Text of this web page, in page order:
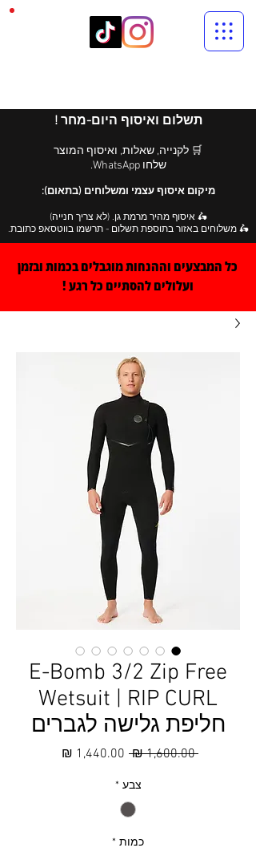
תשלום ואיסוף היום-מחר !
🛒 לקנייה, שאלות, ואיסוף המוצר
שלחו WhatsApp.
מיקום איסוף עצמי ומשלוחים (בתאום):
🛵 איסוף מהיר מרמת גן. (לא צריך חנייה)
🛵 משלוחים באזור בתוספת תשלום - תרשמו בווטסאפ כתובת.
כל המבצעים וההנחות מוגבלים בכמות ובזמן
ועלולים להסתיים כל רגע !
E-Bomb 3/2 Zip Free
Wetsuit | RIP CURL
חליפת גלישה לגברים
‏1,600.00 ‏₪
מחיר
צבע *
כמות *